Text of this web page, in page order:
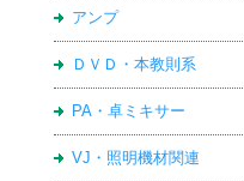
アンプ
ＤＶＤ・本教則系
PA・卓ミキサー
VJ・照明機材関連